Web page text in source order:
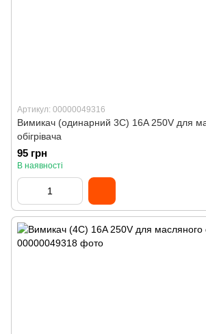
Артикул: 00000049316
Вимикач (одинарний 3C) 16A 250V для
обігрівача
95 грн
В наявності